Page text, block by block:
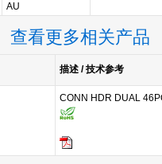
AU
查看更多相关产品
描述 / 技术参考
CONN HDR DUAL